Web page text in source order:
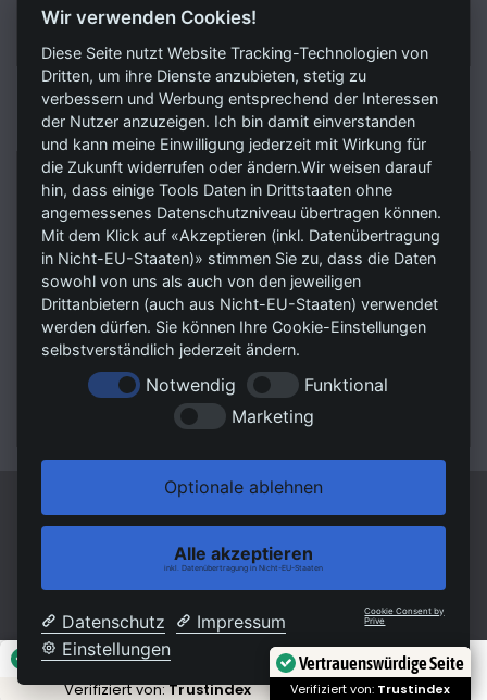
Vertrauenswürdige Seite
Verifiziert von: Trustindex
Wir verwenden Cookies!
Diese Seite nutzt Website Tracking-Technologien von
Dritten, um ihre Dienste anzubieten, stetig zu
verbessern und Werbung entsprechend der Interessen
der Nutzer anzuzeigen. Ich bin damit einverstanden
und kann meine Einwilligung jederzeit mit Wirkung für
die Zukunft widerrufen oder ändern.Wir weisen darauf
hin, dass einige Tools Daten in Drittstaaten ohne
angemessenes Datenschutzniveau übertragen können.
Mit dem Klick auf «Akzeptieren (inkl. Datenübertragung
in Nicht-EU-Staaten)» stimmen Sie zu, dass die Daten
sowohl von uns als auch von den jeweiligen
Drittanbietern (auch aus Nicht-EU-Staaten) verwendet
werden dürfen. Sie können Ihre Cookie-Einstellungen
selbstverständlich jederzeit ändern.
Notwendig
Funktional
Marketing
Optionale ablehnen
Alle akzeptieren
inkl. Datenübertragung in Nicht-EU-Staaten
Datenschutz
Impressum
Einstellungen
Cookie Consent by
Prive
KONTAKT
RSV Unternehmensmanagement GmbH
Trittauer Straße 7
22946 Großensee
Tel.:04154 - 898 11 11
Fax:04154 - 898 11 19
E-Mail 1: Kaufanfragen@rsvag.de
E-Mail 2: Mietanfragen@rsvag.de
www.RSVImmobilien.de
© RSV Unternehmensmanagement GmbH
Powered by Immonia GmbH
AGB Datenschutz
Außergewöhnlicher Kundenservice
Verifiziert von:Trustindex